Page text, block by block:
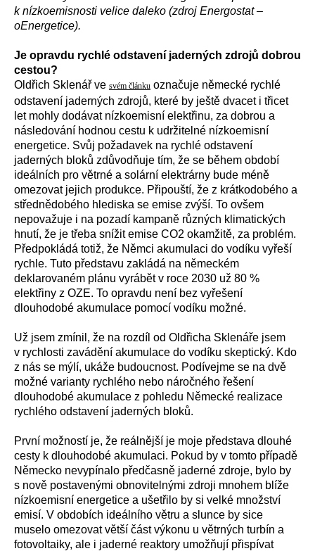
k nízkoemisnosti velice daleko (zdroj Energostat –
oEnergetice).
Je opravdu rychlé odstavení jaderných zdrojů dobrou
cestou?
Oldřich Sklenář ve svém článku označuje německé rychlé
odstavení jaderných zdrojů, které by ještě dvacet i třicet
let mohly dodávat nízkoemisní elektřinu, za dobrou a
následování hodnou cestu k udržitelné nízkoemisní
energetice. Svůj požadavek na rychlé odstavení
jaderných bloků zdůvodňuje tím, že se během období
ideálních pro větrné a solární elektrárny bude méně
omezovat jejich produkce. Připouští, že z krátkodobého a
střednědobého hlediska se emise zvýší. To ovšem
nepovažuje i na pozadí kampaně různých klimatických
hnutí, že je třeba snížit emise CO2 okamžitě, za problém.
Předpokládá totiž, že Němci akumulaci do vodíku vyřeší
rychle. Tuto představu zakládá na německém
deklarovaném plánu vyrábět v roce 2030 už 80 %
elektřiny z OZE. To opravdu není bez vyřešení
dlouhodobé akumulace pomocí vodíku možné.
Už jsem zmínil, že na rozdíl od Oldřicha Sklenáře jsem
v rychlosti zavádění akumulace do vodíku skeptický. Kdo
z nás se mýlí, ukáže budoucnost. Podívejme se na dvě
možné varianty rychlého nebo náročného řešení
dlouhodobé akumulace z pohledu Německé realizace
rychlého odstavení jaderných bloků.
První možností je, že reálnější je moje představa dlouhé
cesty k dlouhodobé akumulaci. Pokud by v tomto případě
Německo nevypínalo předčasně jaderné zdroje, bylo by
s nově postavenými obnovitelnými zdroji mnohem blíže
nízkoemisní energetice a ušetřilo by si velké množství
emisí. V obdobích ideálního větru a slunce by sice
muselo omezovat větší část výkonu u větrných turbín a
fotovoltaiky, ale i jaderné reaktory umožňují přispívat